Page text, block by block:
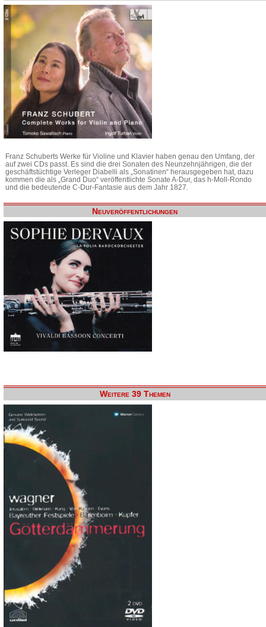
Franz Schuberts Werke für Violine und Klavier haben genau den Umfang, der
auf zwei CDs passt. Es sind die drei Sonaten des Neunzehnjährigen, die der
geschäftstüchtige Verleger Diabelli als „Sonatinen“ herausgegeben hat, dazu
kommen die als „Grand Duo“ veröffentlichte Sonate A-Dur, das h-Moll-Rondo
und die bedeutende C-Dur-Fantasie aus dem Jahr 1827.
Neuveröffentlichungen
Weitere 39 Themen